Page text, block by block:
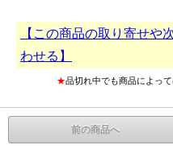
【この商品の取り寄せや
わせる】
★品切れ中でも商品によっ
前の商品へ